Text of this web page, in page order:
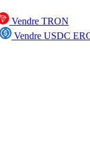
Vendre TRON
Vendre USDC